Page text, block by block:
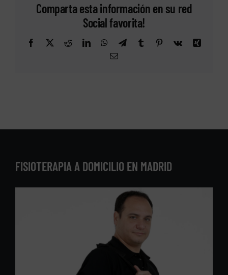
Comparta esta información en su red
Social favorita!
Facebook
X RedditLinkedInWhatsApp
TelegramTumblr Pinterest
Vk
Correo
FISIOTERAPIA A DOMICILIO EN MADRID